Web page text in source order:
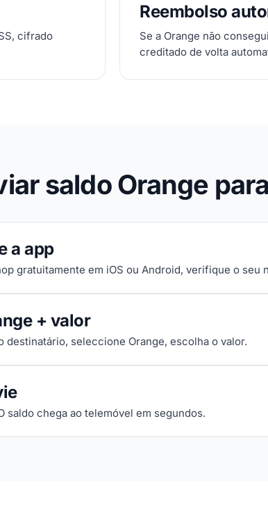
cifrado
Reembolso
Se a Orange não
creditado de volta
saldo Orange
a app
gratuitamente em iOS ou Android, verifique o seu
+ valor
destinatário, seleccione Orange, escolha o valor.
saldo chega ao telemóvel em segundos.